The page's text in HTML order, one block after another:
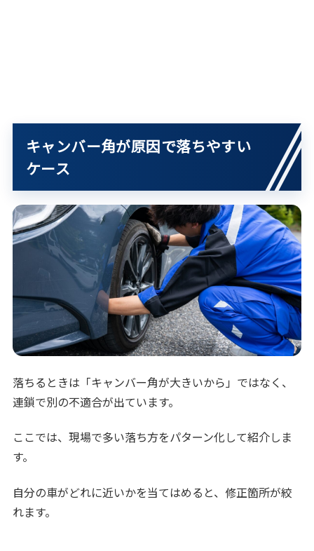
キャンバー角が原因で落ちやすい
ケース
落ちるときは「キャンバー角が大きいから」ではなく、
連鎖で別の不適合が出ています。
ここでは、現場で多い落ち方をパターン化して紹介しま
す。
自分の車がどれに近いかを当てはめると、修正箇所が絞
れます。